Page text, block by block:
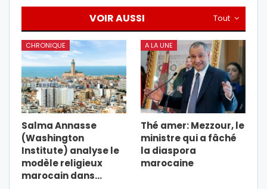
Tout
VOIR AUSSI
CHRONIQUE
Salma Annasse
(Washington
Institute) analyse le
modèle religieux
marocain dans…
A LA UNE
Thé amer: Mezzour, le
ministre qui a fâché
la diaspora
marocaine